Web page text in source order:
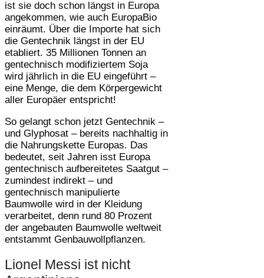
ist sie doch schon längst in Europa
angekommen, wie auch EuropaBio
einräumt. Über die Importe hat sich
die Gentechnik längst in der EU
etabliert. 35 Millionen Tonnen an
gentechnisch modifiziertem Soja
wird jährlich in die EU eingeführt –
eine Menge, die dem Körpergewicht
aller Europäer entspricht!
So gelangt schon jetzt Gentechnik –
und Glyphosat – bereits nachhaltig in
die Nahrungskette Europas. Das
bedeutet, seit Jahren isst Europa
gentechnisch aufbereitetes Saatgut –
zumindest indirekt – und
gentechnisch manipulierte
Baumwolle wird in der Kleidung
verarbeitet, denn rund 80 Prozent
der angebauten Baumwolle weltweit
entstammt Genbauwollpflanzen.
Lionel Messi ist nicht